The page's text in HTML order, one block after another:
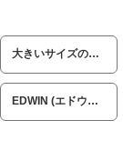
大きいサイズのメンズ服
EDWIN (エドウィン)